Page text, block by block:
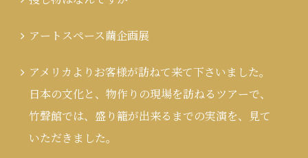
アートスペース繭企画展
アメリカよりお客様が訪ねて来て下さいました。
日本の文化と、物作りの現場を訪ねるツアーで、
竹聲館では、盛り籠が出来るまでの実演を、見て
いただきました。